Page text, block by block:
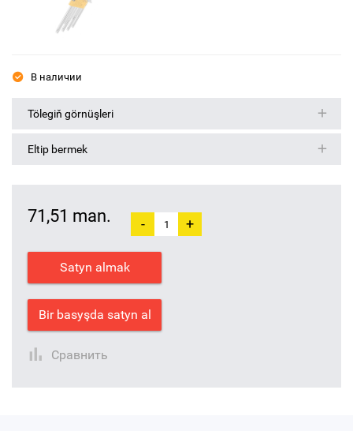
В наличии
Tölegiň görnüşleri
Eltip bermek
71,51 man. - +
Satyn almak
Bir basyşda satyn al
Сравнить